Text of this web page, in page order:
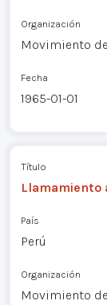
Organización
Movimiento
Fecha
1965-01-01
Título
Llamamiento
País
Perú
Organización
Movimiento